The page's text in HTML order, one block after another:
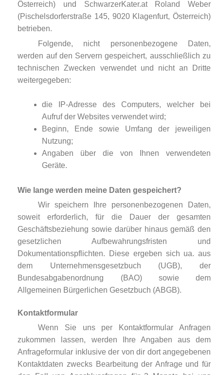
Österreich) und SchwarzerKater.at Roland Weber
(Pischelsdorferstraße 145, 9020 Klagenfurt, Österreich)
betrieben.
Folgende, nicht personenbezogene Daten,
werden auf den Servern gespeichert, ausschließlich zu
technischen Zwecken verwendet und nicht an Dritte
weitergegeben:
die IP-Adresse des Computers, welcher bei
Aufruf der Websites verwendet wird;
Beginn, Ende sowie Umfang der jeweiligen
Nutzung;
Angaben über die von Ihnen verwendeten
Geräte.
Wie lange werden meine Daten gespeichert?
Wir speichern Ihre personenbezogenen Daten,
soweit erforderlich, für die Dauer der gesamten
Geschäftsbeziehung sowie darüber hinaus gemäß den
gesetzlichen Aufbewahrungsfristen und
Dokumentationspflichten. Diese ergeben sich ua. aus
dem Unternehmensgesetzbuch (UGB), der
Bundesabgabenordnung (BAO) sowie dem
Allgemeinen Bürgerlichen Gesetzbuch (ABGB).
Kontaktformular
Wenn Sie uns per Kontaktformular Anfragen
zukommen lassen, werden Ihre Angaben aus dem
Anfrageformular inklusive der von dir dort angegebenen
Kontaktdaten zwecks Bearbeitung der Anfrage und für